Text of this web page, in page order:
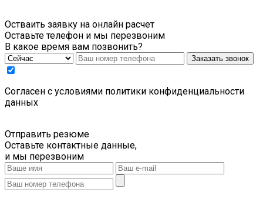
Остваить заявку на онлайн расчет
Оставьте телефон и мы перезвоним
В какое время вам позвонить?
Заказать звонок
Cогласен с условиями политики конфиденциальности
данных
Отправить резюме
Оставьте контактные данные,
и мы перезвоним